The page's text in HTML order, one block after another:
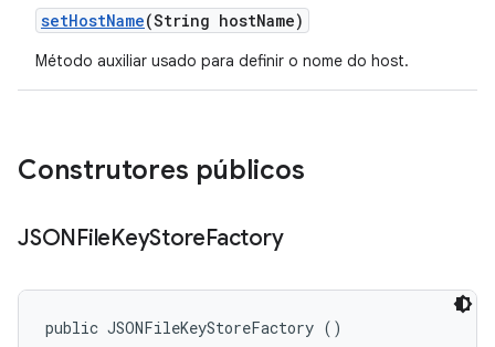
setHostName(String hostName)
Método auxiliar usado para definir o nome do host.
Construtores públicos
JSONFileKeyStoreFactory
public JSONFileKeyStoreFactory ()